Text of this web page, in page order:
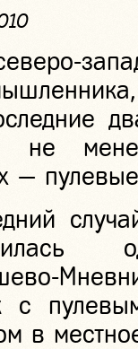
не
—
с
в